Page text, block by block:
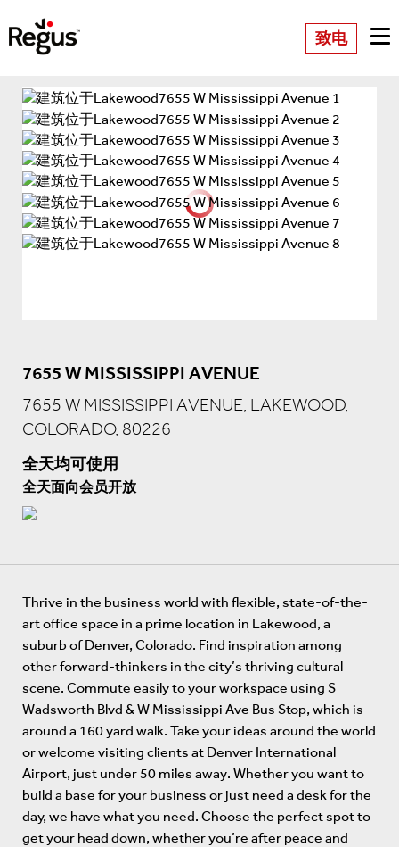
致电
7655 W MISSISSIPPI AVENUE
7655 W MISSISSIPPI AVENUE, LAKEWOOD,
COLORADO, 80226
全天均可使用
全天面向会员开放
Thrive in the business world with flexible, state-of-the-
art office space in a prime location in Lakewood, a
suburb of Denver, Colorado. Find inspiration among
other forward-thinkers in the city’s thriving cultural
scene. Commute easily to your workspace using S
Wadsworth Blvd & W Mississippi Ave Bus Stop, which is
around a 160 yard walk. Take your ideas around the world
or welcome visiting clients at Denver International
Airport, just under 50 miles away. Whether you want to
build a base for your business or just need a desk for the
day, we have what you need. Choose the perfect spot to
get your head down, whether you’re after peace and